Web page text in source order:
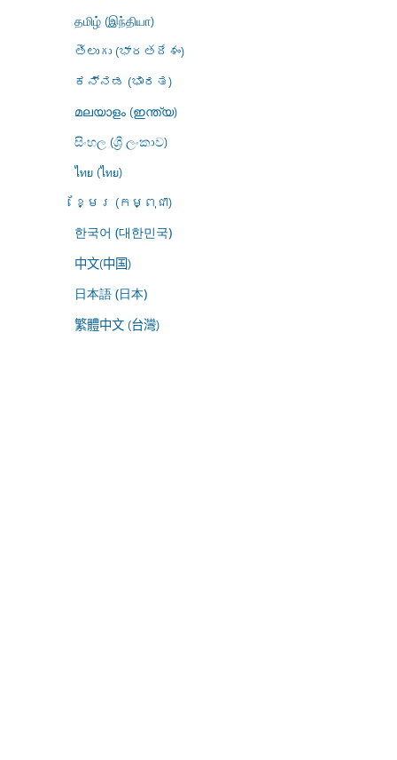
தமிழ் (இந்தியா)
తెలుగు (భారతదేశం)
ಕನ್ನಡ (ಭಾರತ)
മലയാളം (ഇന്ത്യ)
සිංහල (ශ්‍රී ලංකාව)
ไทย (ไทย)
ខ្មែរ (កម្ពុជា)
한국어 (대한민국)
中文(中国)
日本語 (日本)
繁體中文 (台灣)